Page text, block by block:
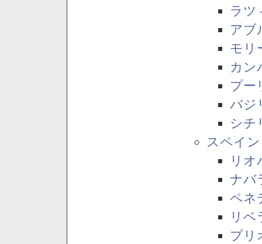
ラツ
アブ
モリ
カン
プー
バジ
シチ
スペイン
リオ
ナバ
ペネ
リベ
プリ